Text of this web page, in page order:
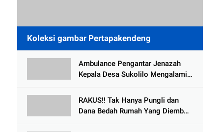
Koleksi gambar Pertapakendeng
Ambulance Pengantar Jenazah
Kepala Desa Sukolilo Mengalami
Meninggal Dunia
RAKUS!! Tak Hanya Pungli dan
Dana Bedah Rumah Yang Diembat,